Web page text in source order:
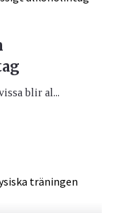
blir al...